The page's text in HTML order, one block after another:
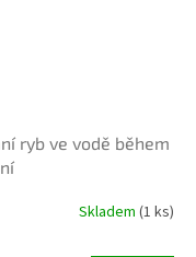
ryb ve vodě během
Skladem (1 ks)